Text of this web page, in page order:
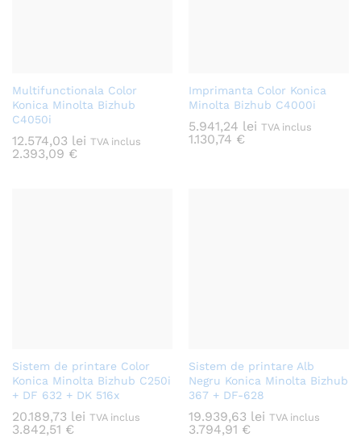
Multifunctionala Color
Konica Minolta Bizhub
C4050i
12.574,03 lei TVA inclus
2.393,09 €
Imprimanta Color Konica
Minolta Bizhub C4000i
5.941,24 lei TVA inclus
1.130,74 €
Sistem de printare Color
Konica Minolta Bizhub C250i
+ DF 632 + DK 516x
20.189,73 lei TVA inclus
3.842,51 €
Sistem de printare Alb
Negru Konica Minolta Bizhub
367 + DF-628
19.939,63 lei TVA inclus
3.794,91 €